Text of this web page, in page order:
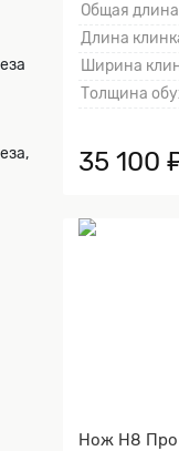
Общая
Длина
Ширина
Толщина
35 100
Нож Н8 Про